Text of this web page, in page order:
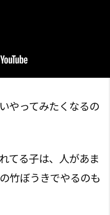
やってみたくなるの
てる子は、人があま
竹ぼうきでやるのも